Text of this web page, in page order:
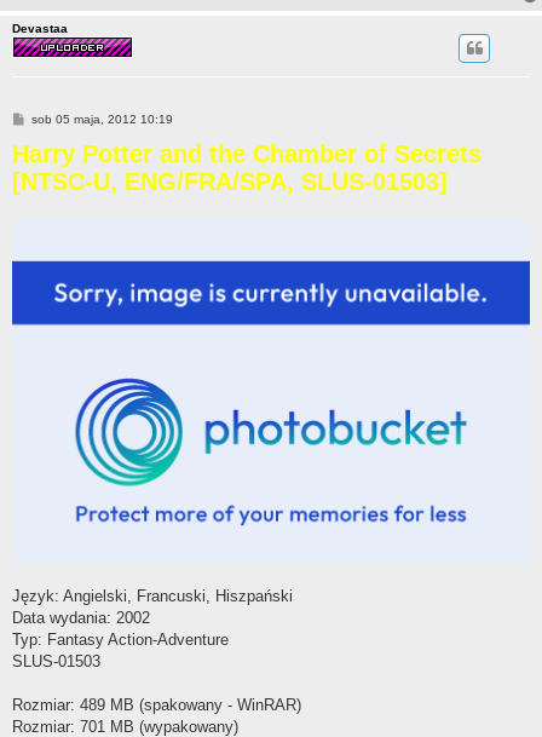
Devastaa
P
s
t
sob 05 maja, 2012 10:19
Harry Potter and the Chamber of Secrets
[NTSC-U, ENG/FRA/SPA, SLUS-01503]
Język: Angielski, Francuski, Hiszpański
Data wydania: 2002
Typ: Fantasy Action-Adventure
SLUS-01503
Rozmiar: 489 MB (spakowany - WinRAR)
Rozmiar: 701 MB (wypakowany)